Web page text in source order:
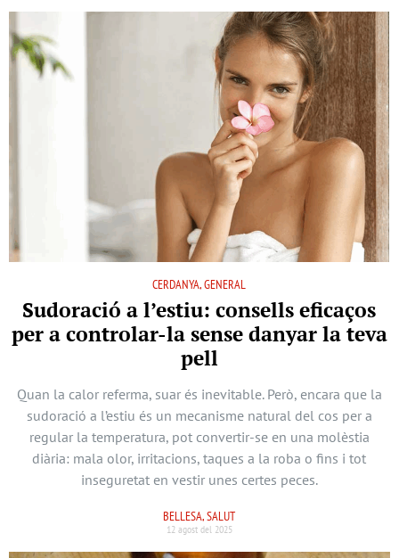
CERDANYA, GENERAL
Sudoració a l’estiu: consells eficaços
per a controlar-la sense danyar la teva
pell
Quan la calor referma, suar és inevitable. Però, encara que la
sudoració a l’estiu és un mecanisme natural del cos per a
regular la temperatura, pot convertir-se en una molèstia
diària: mala olor, irritacions, taques a la roba o fins i tot
inseguretat en vestir unes certes peces.
BELLESA, SALUT
12 agost del 2025